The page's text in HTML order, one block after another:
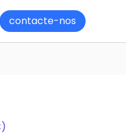
contacte-nos